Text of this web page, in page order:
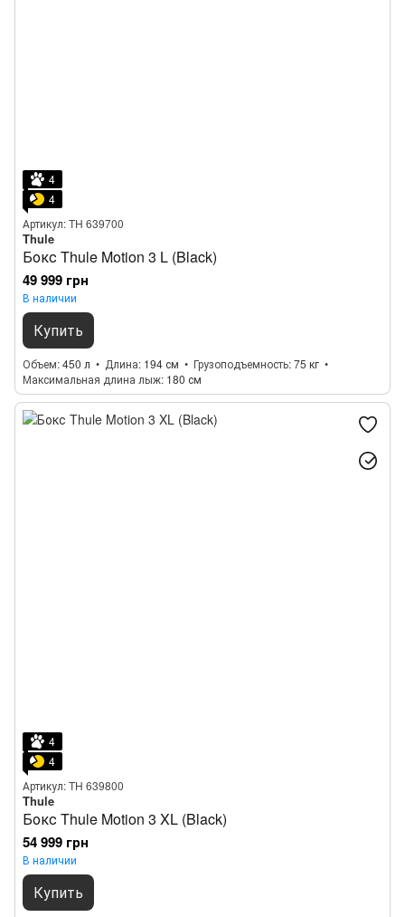
4
4
Артикул: TH 639700
Thule
Бокс Thule Motion 3 L (Black)
49 999 грн
В наличии
Купить
Объем 450 л Длина 194 см Грузоподъемность 75 кг
Максимальная длина лыж 180 см
4
4
Артикул: TH 639800
Thule
Бокс Thule Motion 3 XL (Black)
54 999 грн
В наличии
Купить